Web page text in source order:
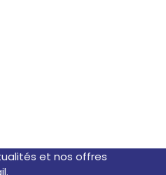
et nos offres